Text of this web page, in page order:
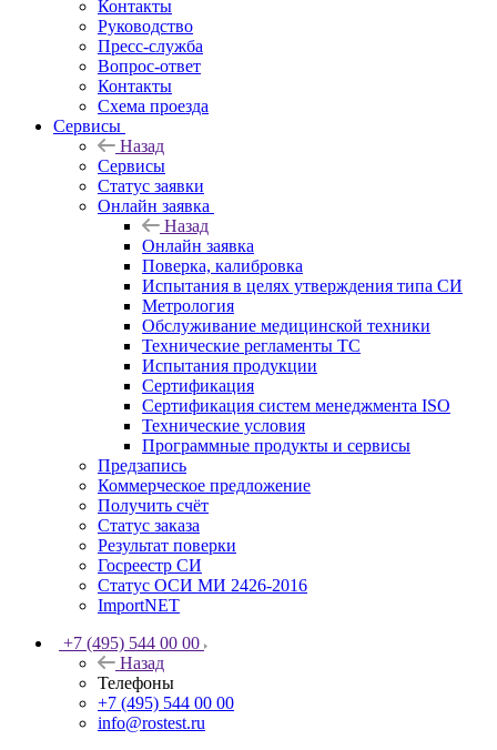
Контакты
Руководство
Пресс-служба
Вопрос-ответ
Контакты
Схема проезда
Сервисы
Назад
Сервисы
Статус заявки
Онлайн заявка
Назад
Онлайн заявка
Поверка, калибровка
Испытания в целях утверждения типа СИ
Метрология
Обслуживание медицинской техники
Технические регламенты ТС
Испытания продукции
Сертификация
Сертификация систем менеджмента ISO
Технические условия
Программные продукты и сервисы
Предзапись
Коммерческое предложение
Получить счёт
Статус заказа
Результат поверки
Госреестр СИ
Статус ОСИ МИ 2426-2016
ImportNET
+7 (495) 544 00 00
Назад
Телефоны
+7 (495) 544 00 00
info@rostest.ru